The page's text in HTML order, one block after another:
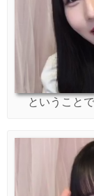
ということ